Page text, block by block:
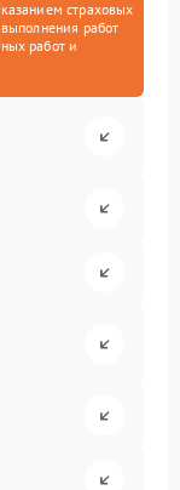
страховых
работ
работ и